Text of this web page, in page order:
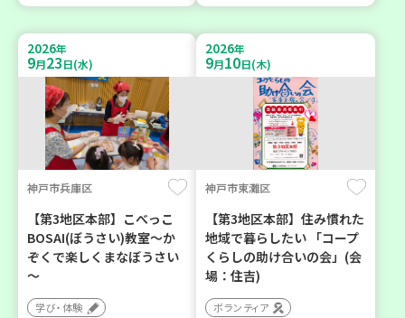
2026年
9月23日(水)
神戸市兵庫区
【第3地区本部】こべっこ
BOSAI(ぼうさい)教室～か
ぞくで楽しくまなぼうさい
～
学び・体験
2026年
9月10日(木)
神戸市東灘区
【第3地区本部】住み慣れた
地域で暮らしたい 「コープ
くらしの助け合いの会」(会
場：住吉)
ボランティア